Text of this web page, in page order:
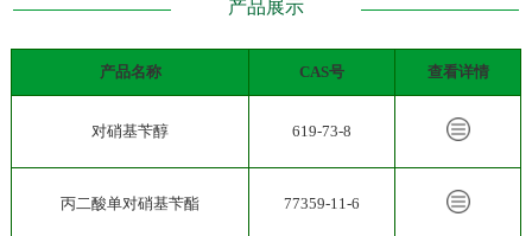
产品展示
产品名称 CAS号 查看详情
对硝基苄醇 619-73-8
丙二酸单对硝基苄酯 77359-11-6